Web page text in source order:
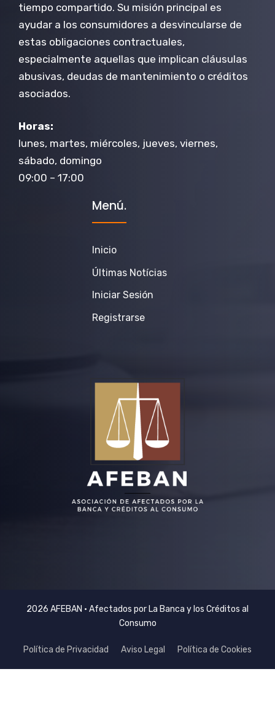
tiempo compartido. Su misión principal es
ayudar a los consumidores a desvincularse de
estas obligaciones contractuales,
especialmente aquellas que implican cláusulas
abusivas, deudas de mantenimiento o créditos
asociados.
Horas:
lunes, martes, miércoles, jueves, viernes,
sábado, domingo
09:00 – 17:00
Menú.
Inicio
Últimas Notícias
Iniciar Sesión
Registrarse
2026 AFEBAN • Afectados por La Banca y los Créditos al
Consumo
Política de Privacidad Aviso Legal Política de Cookies